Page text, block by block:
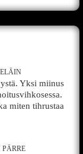
Yksi miinus
miten tihrustaa